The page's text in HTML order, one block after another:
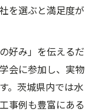
を選ぶと満足度が
好み」を伝えるだ
会に参加し、実物
。茨城県内では水
事例も豊富にある